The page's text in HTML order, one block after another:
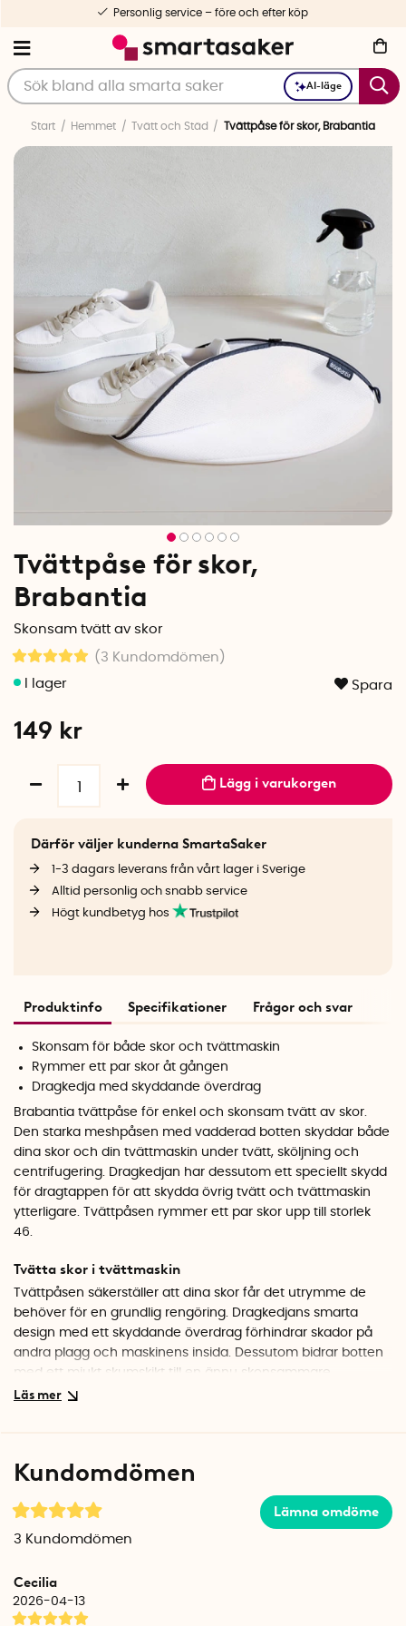
AI-läge
Personlig service – före och efter köp
Start Hemmet Tvätt och Städ Tvättpåse för skor, Brabantia
Tvättpåse för skor,
Brabantia
Skonsam tvätt av skor
(3 Kundomdömen )
Spara
149 kr
Lägg i varukorgen
Därför väljer kunderna SmartaSaker
1-3 dagars leverans från vårt lager i Sverige
Alltid personlig och snabb service
Högt kundbetyg hos
Produktinfo Specifikationer Frågor och svar
Skonsam för både skor och tvättmaskin
Rymmer ett par skor åt gången
Dragkedja med skyddande överdrag
Brabantia tvättpåse för enkel och skonsam tvätt av skor.
Den starka meshpåsen med vadderad botten skyddar både
dina skor och din tvättmaskin under tvätt, sköljning och
centrifugering. Dragkedjan har dessutom ett speciellt skydd
för dragtappen för att skydda övrig tvätt och tvättmaskin
ytterligare. Tvättpåsen rymmer ett par skor upp till storlek
46.
Tvätta skor i tvättmaskin
Tvättpåsen säkerställer att dina skor får det utrymme de
behöver för en grundlig rengöring. Dragkedjans smarta
design med ett skyddande överdrag förhindrar skador på
andra plagg och maskinens insida. Dessutom bidrar botten
med ett mjukt skumskikt till en ännu skonsammare
behandling av dina skor.
Färg: Vit
Längd: 23,5 cm
Kundomdömen
Lämna omdöme
3 Kundomdömen
Cecilia
2026-04-13